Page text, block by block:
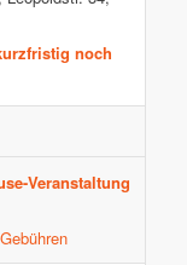
noch
Veranstaltung